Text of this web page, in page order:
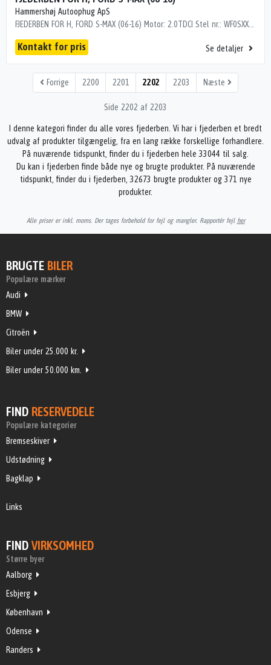
Hammershøj Autoophug ApS
Kontakt for pris Se detaljer
Forrige 2200 2201 2202 2203 Næste
Side 2202 af 2203
I denne kategori finder du alle vores fjederben. Vi har i fjederben et bredt
udvalg af produkter tilgængelig, fra en lang række forskellige forhandlere.
På nuværende tidspunkt, finder du i fjederben hele 33044 til salg.
Du kan i fjederben finde både nye og brugte produkter. På nuværende
tidspunkt, finder du i fjederben, 32673 brugte produkter og 371 nye
produkter.
Alle priser er inkl. moms. Der tages forbehold for fejl og mangler. Rapportér fejl her
BRUGTE BILER
Populære mærker
Audi
BMW
Citroën
Biler under 25.000 kr.
Biler under 50.000 km.
FIND RESERVEDELE
Populære kategorier
Bremseskiver
Udstødning
Bagklap
Links
FIND VIRKSOMHED
Større byer
Aalborg
Esbjerg
København
Odense
Randers